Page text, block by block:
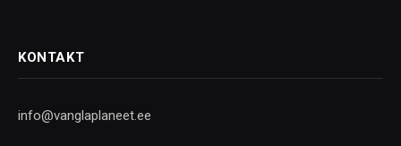
KONTAKT
info@vanglaplaneet.ee